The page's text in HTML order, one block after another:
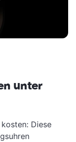
unter
Diese